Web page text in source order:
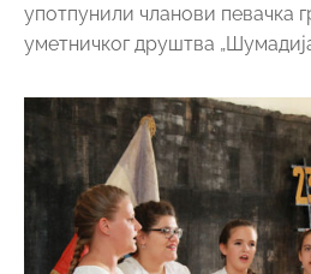
употпунили чланови певачка
уметничког друштва